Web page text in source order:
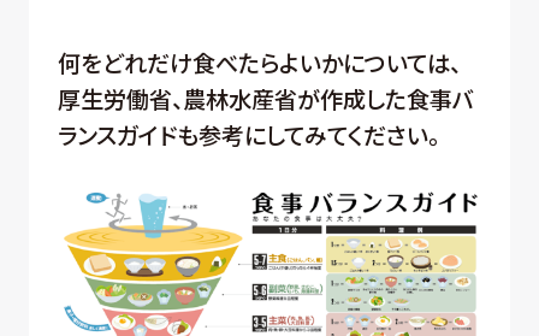
何をどれだけ食べたらよいかについては、
厚生労働省、農林水産省が作成した食事バ
ランスガイドも参考にしてみてください。